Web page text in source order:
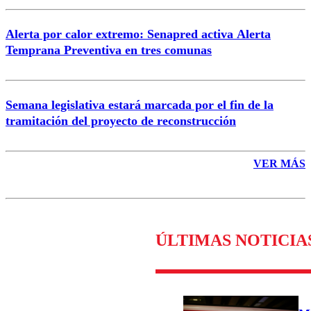
Alerta por calor extremo: Senapred activa Alerta
Temprana Preventiva en tres comunas
Semana legislativa estará marcada por el fin de la
tramitación del proyecto de reconstrucción
VER MÁS
ÚLTIMAS